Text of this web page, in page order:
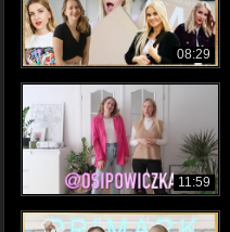
08:29
11:59